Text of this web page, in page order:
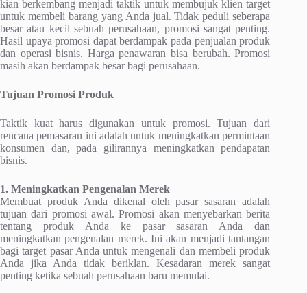
kian berkembang menjadi taktik untuk membujuk klien target
untuk membeli barang yang Anda jual. Tidak peduli seberapa
besar atau kecil sebuah perusahaan, promosi sangat penting.
Hasil upaya promosi dapat berdampak pada penjualan produk
dan operasi bisnis. Harga penawaran bisa berubah. Promosi
masih akan berdampak besar bagi perusahaan.
Tujuan Promosi Produk
Taktik kuat harus digunakan untuk promosi. Tujuan dari
rencana pemasaran ini adalah untuk meningkatkan permintaan
konsumen dan, pada gilirannya meningkatkan pendapatan
bisnis.
1. Meningkatkan Pengenalan Merek
Membuat produk Anda dikenal oleh pasar sasaran adalah
tujuan dari promosi awal. Promosi akan menyebarkan berita
tentang produk Anda ke pasar sasaran Anda dan
meningkatkan pengenalan merek. Ini akan menjadi tantangan
bagi target pasar Anda untuk mengenali dan membeli produk
Anda jika Anda tidak beriklan. Kesadaran merek sangat
penting ketika sebuah perusahaan baru memulai.